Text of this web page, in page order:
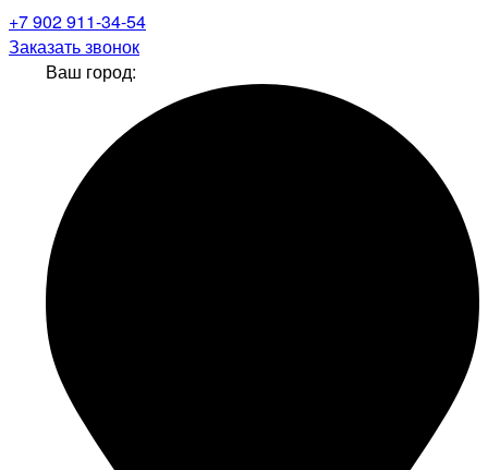
+7 902 911-34-54
Заказать звонок
Ваш город: